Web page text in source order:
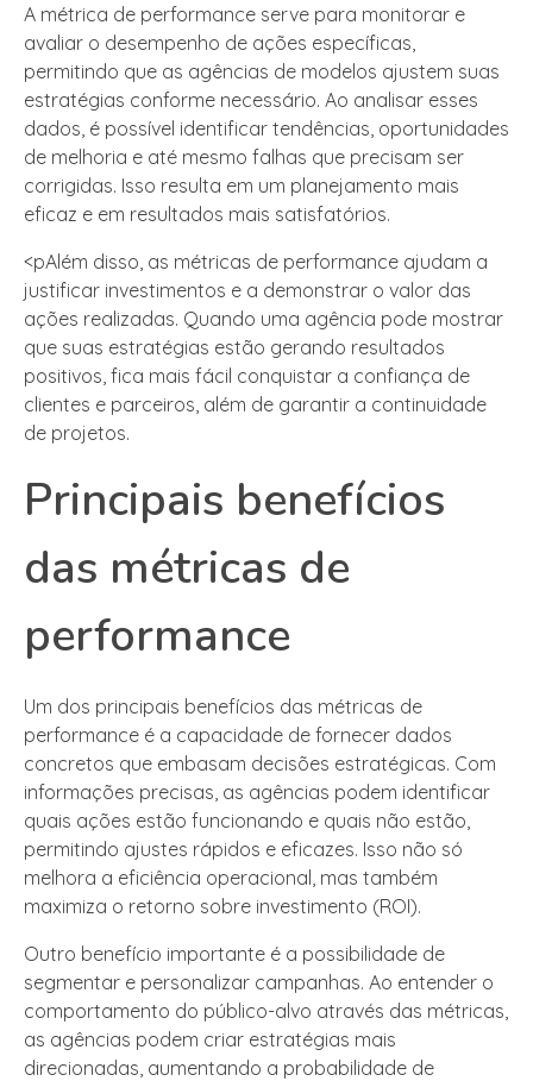
A métrica de performance serve para monitorar e
avaliar o desempenho de ações específicas,
permitindo que as agências de modelos ajustem suas
estratégias conforme necessário. Ao analisar esses
dados, é possível identificar tendências, oportunidades
de melhoria e até mesmo falhas que precisam ser
corrigidas. Isso resulta em um planejamento mais
eficaz e em resultados mais satisfatórios.
<pAlém disso, as métricas de performance ajudam a
justificar investimentos e a demonstrar o valor das
ações realizadas. Quando uma agência pode mostrar
que suas estratégias estão gerando resultados
positivos, fica mais fácil conquistar a confiança de
clientes e parceiros, além de garantir a continuidade
de projetos.
Principais benefícios
das métricas de
performance
Um dos principais benefícios das métricas de
performance é a capacidade de fornecer dados
concretos que embasam decisões estratégicas. Com
informações precisas, as agências podem identificar
quais ações estão funcionando e quais não estão,
permitindo ajustes rápidos e eficazes. Isso não só
melhora a eficiência operacional, mas também
maximiza o retorno sobre investimento (ROI).
Outro benefício importante é a possibilidade de
segmentar e personalizar campanhas. Ao entender o
comportamento do público-alvo através das métricas,
as agências podem criar estratégias mais
direcionadas, aumentando a probabilidade de